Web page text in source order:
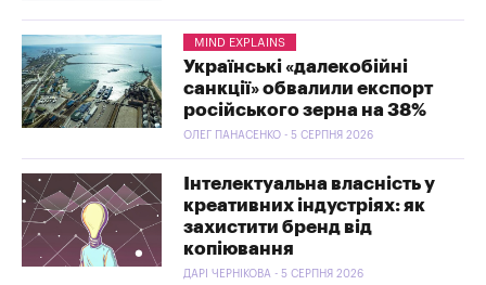
MIND EXPLAINS
Українські «далекобійні
санкції» обвалили експорт
російського зерна на 38%
ОЛЕГ ПАНАСЕНКО - 5 СЕРПНЯ 2026
Інтелектуальна власність у
креативних індустріях: як
захистити бренд від
копіювання
ДАРІ ЧЕРНІКОВА - 5 СЕРПНЯ 2026